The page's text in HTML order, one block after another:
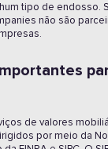
tipo de endosso.
não são
de valores
por meio da